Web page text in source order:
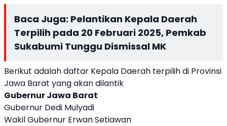
Baca Juga: Pelantikan Kepala Daerah
Terpilih pada 20 Februari 2025, Pemkab
Sukabumi Tunggu Dismissal MK
Berikut adalah daftar Kepala Daerah terpilih di Provinsi
Jawa Barat yang akan dilantik
Gubernur Jawa Barat
Gubernur Dedi Mulyadi
Wakil Gubernur Erwan Setiawan